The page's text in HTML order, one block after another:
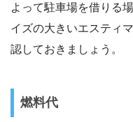
よって駐車場を借りる
イズの大きいエスティ
認しておきましょう。
燃料代